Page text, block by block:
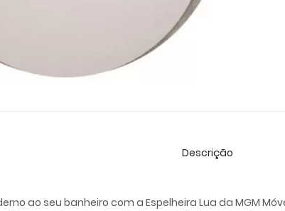
Descrição
ao seu banheiro com a Espelheira Lua da MGM